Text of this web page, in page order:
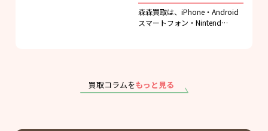
森森買取は、iPhone・Android
スマートフォン・Nintend…
買取コラムをもっと見る